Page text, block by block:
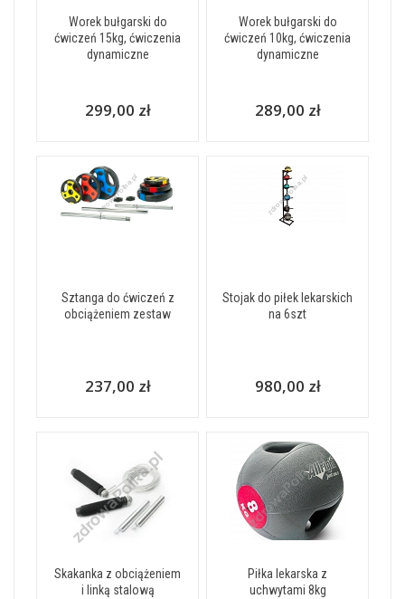
Worek bułgarski do
ćwiczeń 15kg, ćwiczenia
dynamiczne
299,00 zł
Worek bułgarski do
ćwiczeń 10kg, ćwiczenia
dynamiczne
289,00 zł
Sztanga do ćwiczeń z
obciążeniem zestaw
237,00 zł
Stojak do piłek lekarskich
na 6szt
980,00 zł
Skakanka z obciążeniem
i linką stalową
Piłka lekarska z
uchwytami 8kg